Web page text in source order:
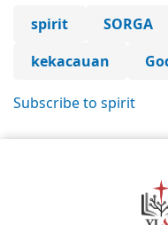
spirit SORGA
kekacauan
Subscribe to spirit